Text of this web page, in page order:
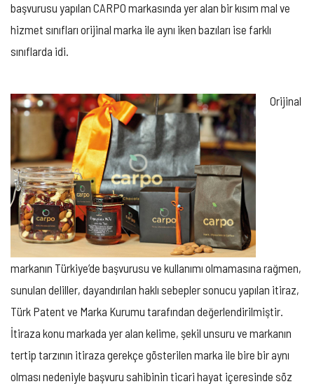
başvurusu yapılan CARPO markasında yer alan bir kısım mal ve
hizmet sınıfları orijinal marka ile aynı iken bazıları ise farklı
sınıflarda idi.
Orijinal
markanın Türkiye’de başvurusu ve kullanımı olmamasına rağmen,
sunulan deliller, dayandırılan haklı sebepler sonucu yapılan itiraz,
Türk Patent ve Marka Kurumu tarafından değerlendirilmiştir.
İtiraza konu markada yer alan kelime, şekil unsuru ve markanın
tertip tarzının itiraza gerekçe gösterilen marka ile bire bir aynı
olması nedeniyle başvuru sahibinin ticari hayat içeresinde söz